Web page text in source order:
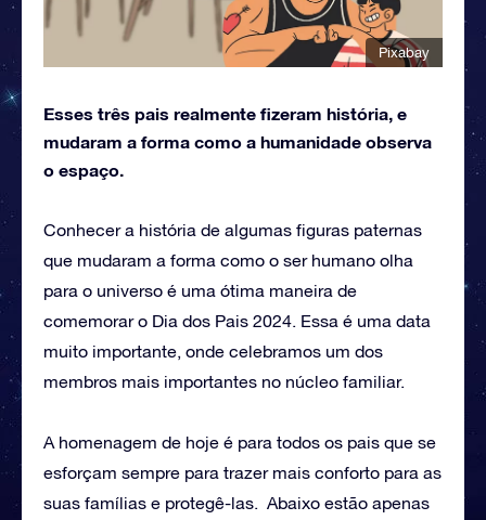
Pixabay
Esses três pais realmente fizeram história, e
mudaram a forma como a humanidade observa
o espaço.
Conhecer a história de algumas figuras paternas
que mudaram a forma como o ser humano olha
para o universo é uma ótima maneira de
comemorar o Dia dos Pais 2024. Essa é uma data
muito importante, onde celebramos um dos
membros mais importantes no núcleo familiar.
A homenagem de hoje é para todos os pais que se
esforçam sempre para trazer mais conforto para as
suas famílias e protegê-las. Abaixo estão apenas